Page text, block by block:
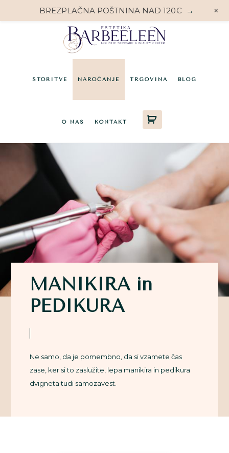
STORITVE NAROČANJE TRGOVINA BLOG
O NAS KONTAKT
MANIKIRA in
PEDIKURA
Ne samo, da je pomembno, da si vzamete čas
zase, ker si to zaslužite, lepa manikira in pedikura
dvigneta tudi samozavest.
BREZPLAČNA POŠTNINA NAD 120€ → +